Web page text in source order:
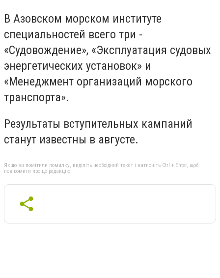
В Азовском морском институте
специальностей всего три -
«Судовождение», «Эксплуатация судовых
энергетических установок» и
«Менеджмент организаций морского
транспорта».
Результаты вступительных кампаний
станут известны в августе.
Якщо ви помітили помилку, виділіть необхідний текст і натисніть Ctrl + Enter, щоб
повідомити про це редакцію